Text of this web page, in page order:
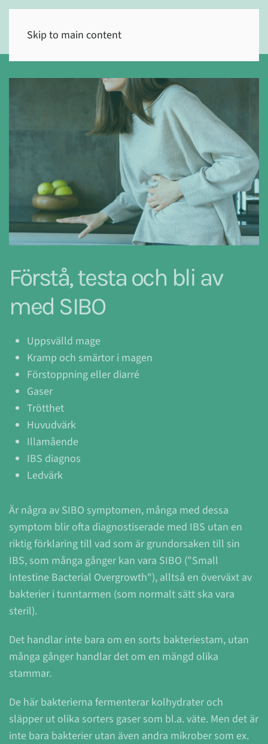
Skip to main content
Förstå, testa och bli av
med SIBO
Uppsvälld mage
Kramp och smärtor i magen
Förstoppning eller diarré
Gaser
Trötthet
Huvudvärk
Illamående
IBS diagnos
Ledvärk
Är några av SIBO symptomen, många med dessa
symptom blir ofta diagnostiserade med IBS utan en
riktig förklaring till vad som är grundorsaken till sin
IBS, som många gånger kan vara SIBO ("Small
Intestine Bacterial Overgrowth"), alltså en överväxt av
bakterier i tunntarmen (som normalt sätt ska vara
steril).
Det handlar inte bara om en sorts bakteriestam, utan
många gånger handlar det om en mängd olika
stammar.
De här bakterierna fermenterar kolhydrater och
släpper ut olika sorters gaser som bl.a. väte. Men det är
inte bara bakterier utan även andra mikrober som ex.